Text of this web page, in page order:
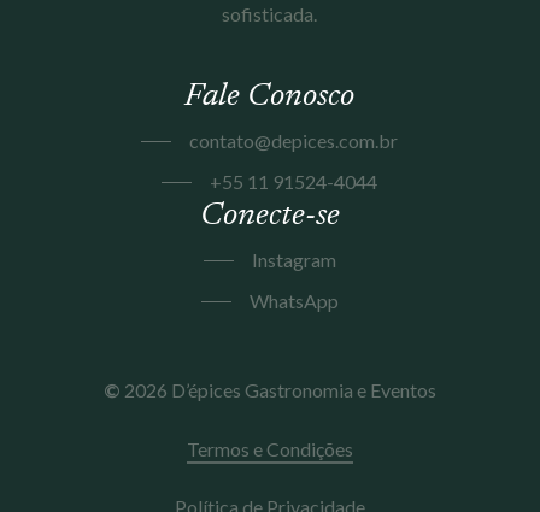
sofisticada.
Fale Conosco
contato@depices.com.br
+55 11 91524-4044
Conecte-se
Instagram
WhatsApp
© 2026 D’épices Gastronomia e Eventos
Termos e Condições
Política de Privacidade